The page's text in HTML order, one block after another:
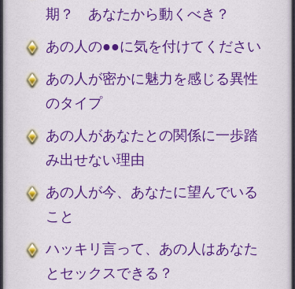
期？ あなたから動くべき？
あの人の●●に気を付けてください
あの人が密かに魅力を感じる異性
のタイプ
あの人があなたとの関係に一歩踏
み出せない理由
あの人が今、あなたに望んでいる
こと
ハッキリ言って、あの人はあなた
とセックスできる？